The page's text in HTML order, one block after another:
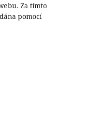
Za tímto
pomocí